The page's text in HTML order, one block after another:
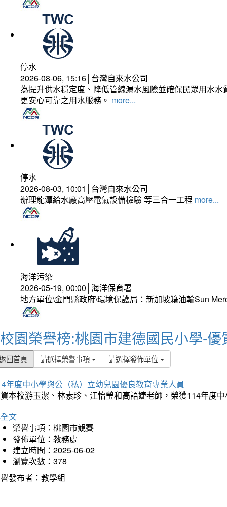
停水
2026-08-06, 15:16│台灣自來水公司
為提升供水穩定度、降低管線漏水風險並確保民眾用水
更安心可靠之用水服務。 more...
停水
2026-08-03, 10:01│台灣自來水公司
辦理龍潭給水廠高壓電氣設備檢驗 等三合一工程 more...
海洋污染
2026-05-19, 00:00│海洋保育署
地方單位\金門縣政府\環境保護局：新加坡籍油輪Sun
校園榮譽榜:桃園市建德國民小學-優
回首頁 請選擇榮譽事項 請選擇發佈單位
年度中小學與公（私）立幼兒園優良教育專業人員
本校游玉潔、林素珍、江怡瑩和高語婕老師，榮獲114年度
文
榮譽事項：桃園市競賽
發佈單位：教務處
建立時間：2025-06-02
瀏覽次數：378
發布者：教學組